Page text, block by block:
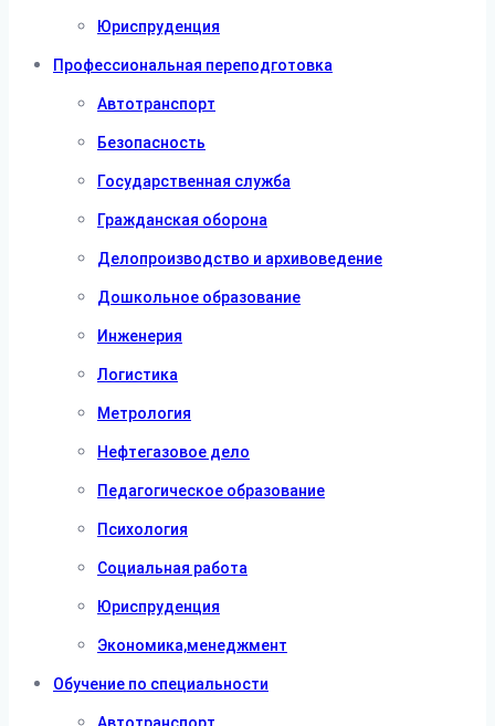
Юриспруденция
Профессиональная переподготовка
Автотранспорт
Безопасность
Государственная служба
Гражданская оборона
Делопроизводство и архивоведение
Дошкольное образование
Инженерия
Логистика
Метрология
Нефтегазовое дело
Педагогическое образование
Психология
Социальная работа
Юриспруденция
Экономика,менеджмент
Обучение по специальности